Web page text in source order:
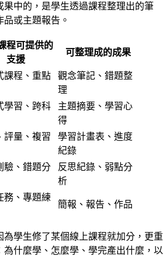
果中的，是學生透過課程整理出的筆
或主題報告。
程可提供的
支援
可整理成的成果
課程、重點
觀念筆記、錯題整
理
學習、跨科
主題摘要、學習心
得
評量、複習
學習計畫表、進度
紀錄
驗、錯題分
反思紀錄、弱點分
析
務、專題練
簡報、報告、作品
為學生修了某個線上課程就加分，更重
什麼學、怎麼學、學完產出什麼，以